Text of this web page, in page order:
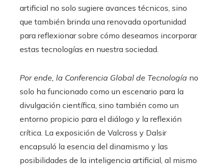
artificial no solo sugiere avances técnicos, sino
que también brinda una renovada oportunidad
para reflexionar sobre cómo deseamos incorporar
estas tecnologías en nuestra sociedad.
Por ende, la Conferencia Global de Tecnología no
solo ha funcionado como un escenario para la
divulgación científica, sino también como un
entorno propicio para el diálogo y la reflexión
crítica. La exposición de Valcross y Dalsir
encapsuló la esencia del dinamismo y las
posibilidades de la inteligencia artificial, al mismo